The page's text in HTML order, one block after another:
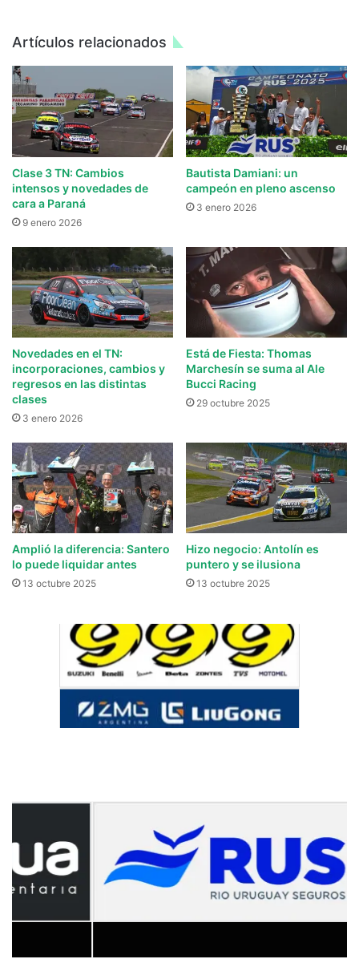
Artículos relacionados
Clase 3 TN: Cambios
intensos y novedades de
cara a Paraná
9 enero 2026
Bautista Damiani: un
campeón en pleno ascenso
3 enero 2026
Novedades en el TN:
incorporaciones, cambios y
regresos en las distintas
clases
3 enero 2026
Está de Fiesta: Thomas
Marchesín se suma al Ale
Bucci Racing
29 octubre 2025
Amplió la diferencia: Santero
lo puede liquidar antes
13 octubre 2025
Hizo negocio: Antolín es
puntero y se ilusiona
13 octubre 2025